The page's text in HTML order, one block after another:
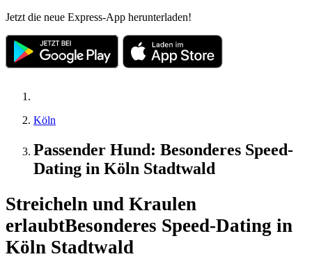
Jetzt die neue Express-App herunterladen!
Köln
Passender Hund: Besonderes Speed-
Dating in Köln Stadtwald
Streicheln und Kraulen
erlaubtBesonderes Speed-Dating in
Köln Stadtwald